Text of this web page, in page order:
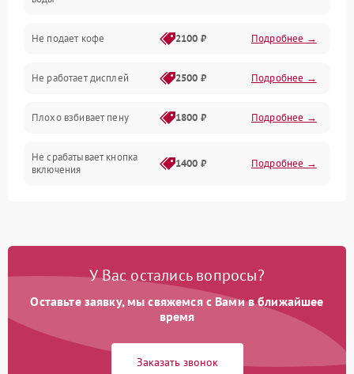
Проблемы с капучинатором и паром
Управление и электроника
Программное обеспечение
Не подает кофе 2100 ₽ Подробнее →
Не работает дисплей 2500 ₽ Подробнее →
Плохо взбивает пену 1800 ₽ Подробнее →
Не срабатывает кнопка
включения
1400 ₽ Подробнее →
Постоянные сбои в работе 1500 ₽ Подробнее →
У Вас остались вопросы?
Оставьте заявку, мы свяжемся с Вами в ближайшее
время
Заказать звонок